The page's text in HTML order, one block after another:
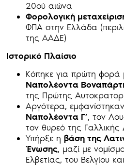
20ού αιώνα
Φορολογική
ΦΠΑ στην Ελλάδα
της ΑΑΔΕ)
Ιστορικό Πλαίσιο
Κόπηκε για πρώτη φορά
Ναπολέοντα
της Πρώτης
Αργότερα,
Ναπολέοντα Γ’, τον
τον θυρεό της
Υπήρξε ηβάση της
Ένωσης, μαζί με
Ελβετίας, του Βελγίου